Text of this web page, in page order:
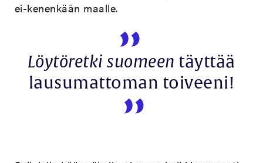
ei-kenenkään maalle.
Löytöretki suomeen täyttää
lausumattoman toiveeni!